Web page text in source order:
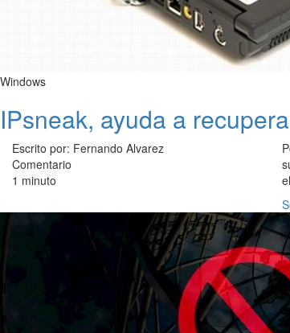
Windows
IPsneak, ayuda a
Escrito por: Fernando Alvarez
Comentario
1 minuto